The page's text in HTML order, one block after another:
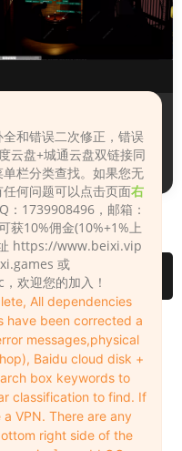
4天前
网站资源都是用7-zip压缩
0
和错误二次修正，错误
云盘+城通云盘双链接同
栏分类查找。如果您无
何问题可以点击页面右
：1739908496，邮箱：
获10%佣金(10%+1%上
https://www.beixi.vip
或
欢迎您的加入！
All dependencies
have been corrected a
messages,physical
Baidu cloud disk +
box keywords to
classification to find. If
VPN. There are any
right side of the